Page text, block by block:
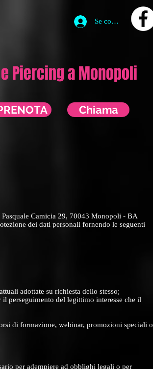
Se connecter
Piercing a Monopoli
Chiama
Camicia 29, 70043 Monopoli - BA
dei dati personali fornendo le seguenti
adottate su richiesta dello stesso;
perseguimento del legittimo interesse che il
di formazione, webinar, promozioni speciali o
per adempiere ad obblighi legali o per